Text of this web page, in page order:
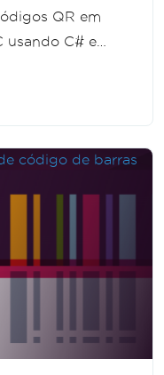
QR em
usando C# e